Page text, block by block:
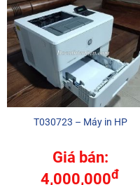
T030723 – Máy in HP
Giá bán:
4,000,000đ